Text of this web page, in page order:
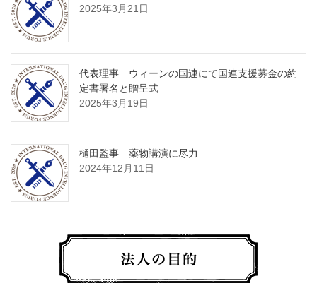
2025年3月21日
代表理事 ウィーンの国連にて国連支援募金の約
定書署名と贈呈式
2025年3月19日
樋田監事 薬物講演に尽力
2024年12月11日